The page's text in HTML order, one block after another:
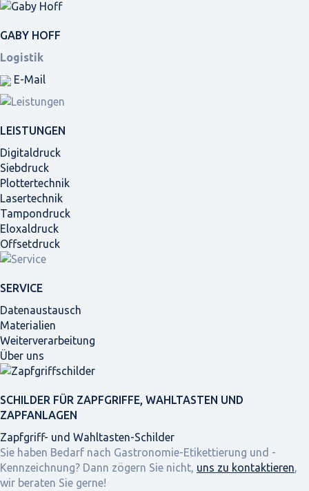
GABY HOFF
Logistik
E-Mail
LEISTUNGEN
Digitaldruck
Siebdruck
Plottertechnik
Lasertechnik
Tampondruck
Eloxaldruck
Offsetdruck
SERVICE
Datenaustausch
Materialien
Weiterverarbeitung
Über uns
SCHILDER FÜR ZAPFGRIFFE, WAHLTASTEN UND
ZAPFANLAGEN
Zapfgriff- und Wahltasten-Schilder
Sie haben Bedarf nach Gastronomie-Etikettierung und -
Kennzeichnung? Dann zögern Sie nicht, uns zu kontaktieren,
wir beraten Sie gerne!